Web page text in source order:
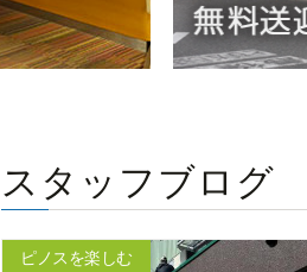
スタッフブログ
ピノスを楽しむ